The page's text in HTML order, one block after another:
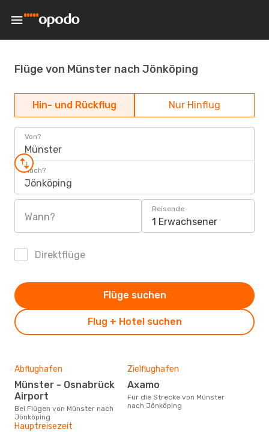
Flüge von Münster nach Jönköping
Hin- und Rückflug Nur Hinflug
Von?
Münster
Nach?
Jönköping
Wann?
Reisende
1 Erwachsener
Direktflüge
Flug + Hotel suchen
Flüge suchen
Abflughafen
Münster - Osnabrück
Airport
Bei Flügen von Münster nach
Jönköping
Zielflughafen
Axamo
Für die Strecke von Münster
nach Jönköping
Hauptreisezeit